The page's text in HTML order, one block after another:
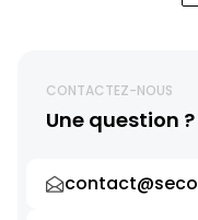
CONTACTEZ-NOUS
Une question ?